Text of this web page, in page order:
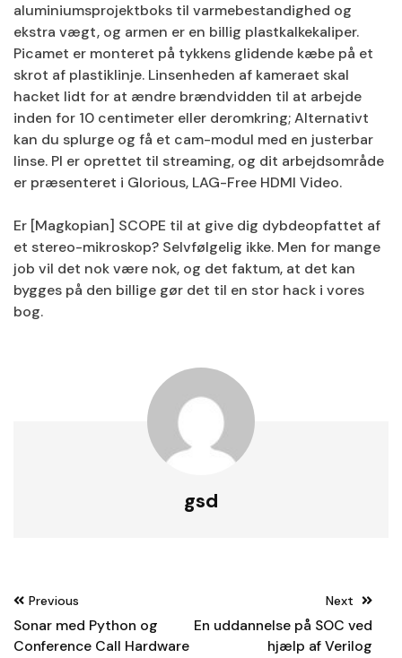
aluminiumsprojektboks til varmebestandighed og
ekstra vægt, og armen er en billig plastkalkekaliper.
Picamet er monteret på tykkens glidende kæbe på et
skrot af plastiklinje. Linsenheden af ​​kameraet skal
hacket lidt for at ændre brændvidden til at arbejde
inden for 10 centimeter eller deromkring; Alternativt
kan du splurge og få et cam-modul med en justerbar
linse. PI er oprettet til streaming, og dit arbejdsområde
er præsenteret i Glorious, LAG-Free HDMI Video.
Er [Magkopian] SCOPE til at give dig dybdeopfattet af
et stereo-mikroskop? Selvfølgelig ikke. Men for mange
job vil det nok være nok, og det faktum, at det kan
bygges på den billige gør det til en stor hack i vores
bog.
gsd
Post
navigation
Previous
Sonar med Python og
Conference Call Hardware
Next
En uddannelse på SOC ved
hjælp af Verilog